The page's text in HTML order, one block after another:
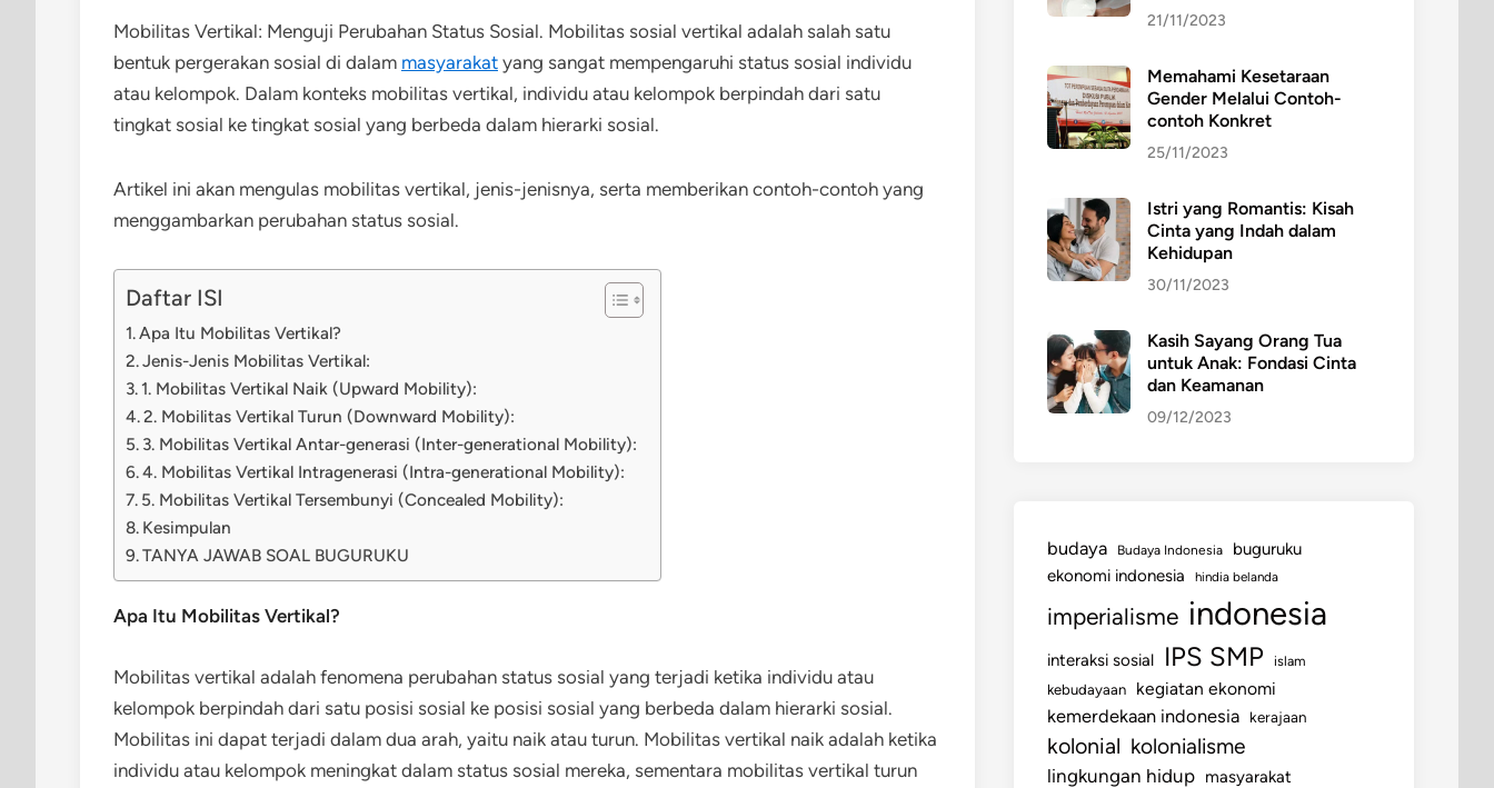
Mobilitas Vertikal: Menguji Perubahan Status Sosial. Mobilitas sosial vertikal adalah salah satu
bentuk pergerakan sosial di dalam masyarakat yang sangat mempengaruhi status sosial individu
atau kelompok. Dalam konteks mobilitas vertikal, individu atau kelompok berpindah dari satu
tingkat sosial ke tingkat sosial yang berbeda dalam hierarki sosial.
Artikel ini akan mengulas mobilitas vertikal, jenis-jenisnya, serta memberikan contoh-contoh yang
menggambarkan perubahan status sosial.
Daftar ISI
Apa Itu Mobilitas Vertikal?
Jenis-Jenis Mobilitas Vertikal:
1. Mobilitas Vertikal Naik (Upward Mobility):
2. Mobilitas Vertikal Turun (Downward Mobility):
3. Mobilitas Vertikal Antar-generasi (Inter-generational Mobility):
4. Mobilitas Vertikal Intragenerasi (Intra-generational Mobility):
5. Mobilitas Vertikal Tersembunyi (Concealed Mobility):
Kesimpulan
TANYA JAWAB SOAL BUGURUKU
Apa Itu Mobilitas Vertikal?
Mobilitas vertikal adalah fenomena perubahan status sosial yang terjadi ketika individu atau
kelompok berpindah dari satu posisi sosial ke posisi sosial yang berbeda dalam hierarki sosial.
Mobilitas ini dapat terjadi dalam dua arah, yaitu naik atau turun. Mobilitas vertikal naik adalah ketika
individu atau kelompok meningkat dalam status sosial mereka, sementara mobilitas vertikal turun
21/11/2023
Memahami Kesetaraan
Gender Melalui Contoh-
contoh Konkret
25/11/2023
Istri yang Romantis: Kisah
Cinta yang Indah dalam
Kehidupan
30/11/2023
Kasih Sayang Orang Tua
untuk Anak: Fondasi Cinta
dan Keamanan
09/12/2023
budaya Budaya Indonesia
buguruku
ekonomi indonesia
hindia belanda
imperialisme indonesia
interaksi sosial IPS SMP
islam
kebudayaan
kegiatan ekonomi
kemerdekaan indonesia kerajaan
kolonial kolonialisme
lingkungan hidup masyarakat